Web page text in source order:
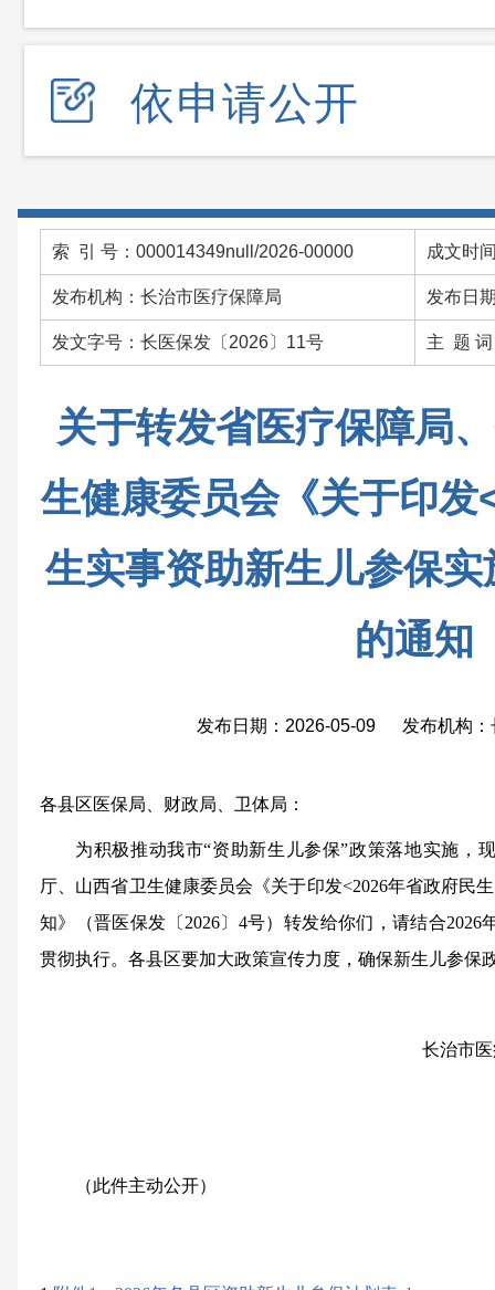
依申请公开
索 引 号：000014349null/2026-00000 成文时
发布机构：长治市医疗保障局 发布日
发文字号：长医保发〔2026〕11号 主 题 词
关于转发省医疗保障局
生健康委员会《关于印发
生实事资助新生儿参保
的通知
发布日期：2026-05-09 发布机构：
各县区医保局、财政局、卫体局：
为积极推动我市“资助新生儿参保”政策落地实施，
厅、山西省卫生健康委员会《关于印发<2026年省政府民
知》（晋医保发〔2026〕4号）转发给你们，请结合
贯彻执行。各县区要加大政策宣传力度，确保新生儿参保
长治
（此件主动公开）